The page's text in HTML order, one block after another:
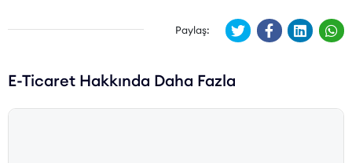
Paylaş:
E-Ticaret Hakkında Daha Fazla